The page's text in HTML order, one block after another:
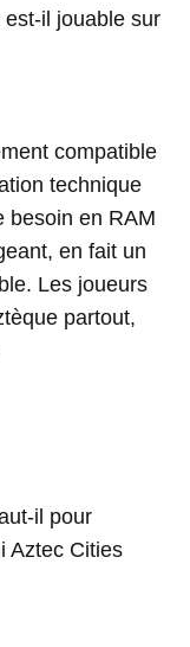
il jouable sur
compatible
technique
besoin en RAM
en fait un
Les joueurs
partout,
il pour
Aztec Cities